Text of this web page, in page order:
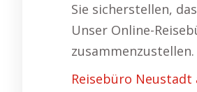
Sie sicherstellen,
Unser Online-
zusammenzustellen.
Reisebüro Neustadt